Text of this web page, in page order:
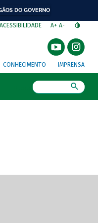
DO GOVERNO
ACESSIBILIDADE A+ A-
CONHECIMENTO IMPRENSA